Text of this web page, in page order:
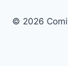
© 2026